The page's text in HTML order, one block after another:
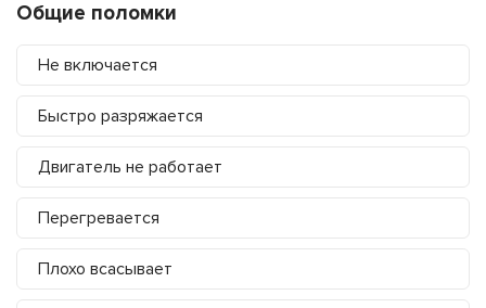
Общие поломки
Не включается
Быстро разряжается
Двигатель не работает
Перегревается
Плохо всасывает